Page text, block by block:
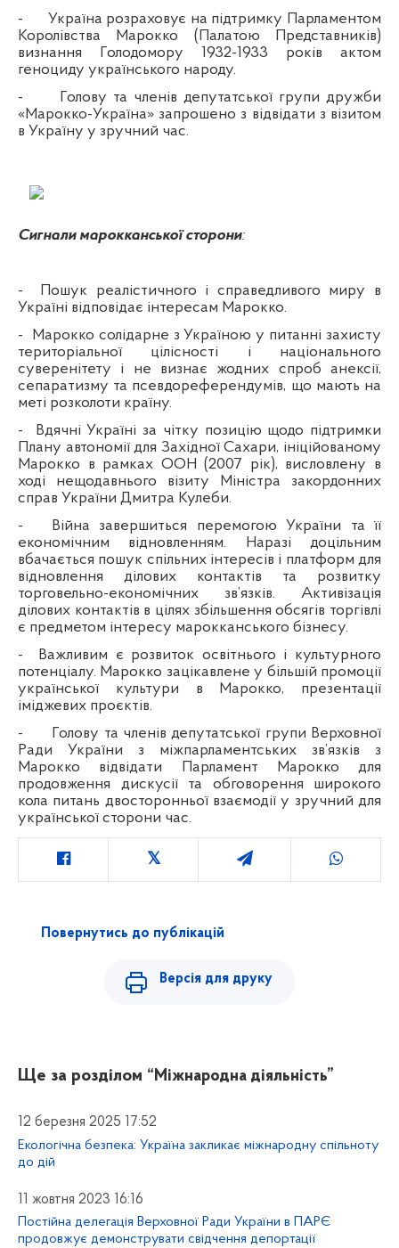
-
Україна розраховує на підтримку Парламентом
Королівства Марокко (Палатою Представників)
визнання Голодомору 1932-1933 років актом
геноциду українського народу.
-
Голову та членів депутатської групи дружби
«Марокко-Україна» запрошено з відвідати з візитом
в Україну у зручний час.
Сигнали марокканської сторони:
-
Пошук реалістичного і справедливого миру в
Україні відповідає інтересам Марокко.
-
Марокко солідарне з Україною у питанні захисту
територіальної цілісності і національного
суверенітету і не визнає жодних спроб анексії,
сепаратизму та псевдореферендумів, що мають на
меті розколоти країну.
-
Вдячні Україні за чітку позицію щодо підтримки
Плану автономії для Західної Сахари, ініційованому
Марокко в рамках ООН (2007 рік), висловлену в
ході нещодавнього візиту Міністра закордонних
справ України Дмитра Кулеби.
-
Війна завершиться перемогою України та її
економічним відновленням. Наразі доцільним
вбачається пошук спільних інтересів і платформ для
відновлення ділових контактів та розвитку
торговельно-економічних зв’язків. Активізація
ділових контактів в цілях збільшення обсягів торгівлі
є предметом інтересу марокканського бізнесу.
-
Важливим є розвиток освітнього і культурного
потенціалу. Марокко зацікавлене у більшій промоції
української культури в Марокко, презентації
іміджевих проєктів.
-
Голову та членів депутатської групи Верховної
Ради України з міжпарламентських зв’язків з
Марокко відвідати Парламент Марокко для
продовження дискусії та обговорення широкого
кола питань двосторонньої взаємодії у зручний для
української сторони час.
Повернутись до публікацій
Версія для друку
Ще за розділом “Міжнародна діяльність”
12 березня 2025 17:52
Екологічна безпека: Україна закликає міжнародну спільноту
до дій
11 жовтня 2023 16:16
Постійна делегація Верховної Ради України в ПАРЄ
продовжує демонструвати свідчення депортації